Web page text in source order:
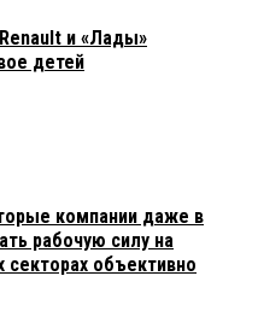
и «Лады»
детей
компании даже в
рабочую силу на
секторах объективно